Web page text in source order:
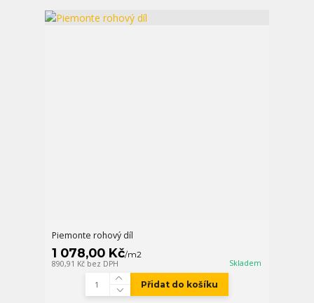
Piemonte rohový díl
1 078,00 Kč/m2
890,91 Kč bez DPH Skladem
Přidat do košíku